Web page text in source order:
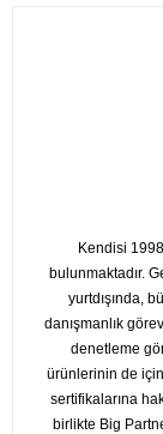
Kendisi
bulunmaktadır.
yurtdışında,
danışmanlık
denetleme
ürünlerinin de
sertifikalarına
birlikte Big